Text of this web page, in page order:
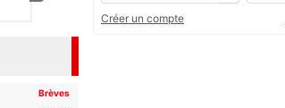
Brèves
Créer un compte